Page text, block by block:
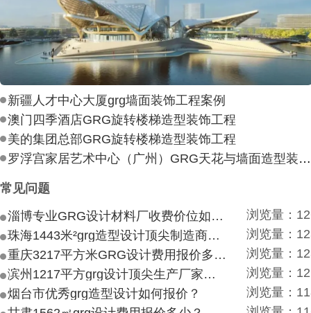
新疆人才中心大厦grg墙面装饰工程案例
澳门四季酒店GRG旋转楼梯造型装饰工程
美的集团总部GRG旋转楼梯造型装饰工程
罗浮宫家居艺术中心（广州）GRG天花与墙面造型装饰工程
常见问题
淄博专业GRG设计材料厂收费价位如何？
浏览量：
珠海1443米²grg造型设计顶尖制造商付费付费多少？
浏览量：
重庆3217平方米GRG设计费用报价多少？
浏览量：
滨州1217平方grg设计顶尖生产厂家价目如何？
浏览量：
烟台市优秀grg造型设计如何报价？
浏览量：